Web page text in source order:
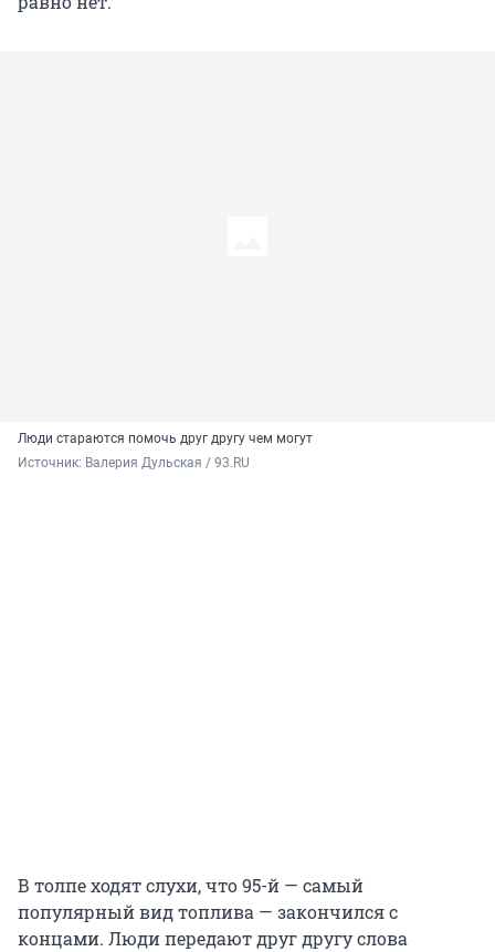
Люди стараются помочь друг другу чем могут
Источник: Валерия Дульская / 93.RU
В толпе ходят слухи, что 95-й — самый
популярный вид топлива — закончился с
концами. Люди передают друг другу слова